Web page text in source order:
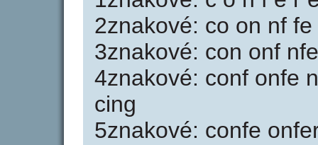
2znakové: co on nf
3znakové: con onf
4znakové: conf onfe
cing
5znakové: confe